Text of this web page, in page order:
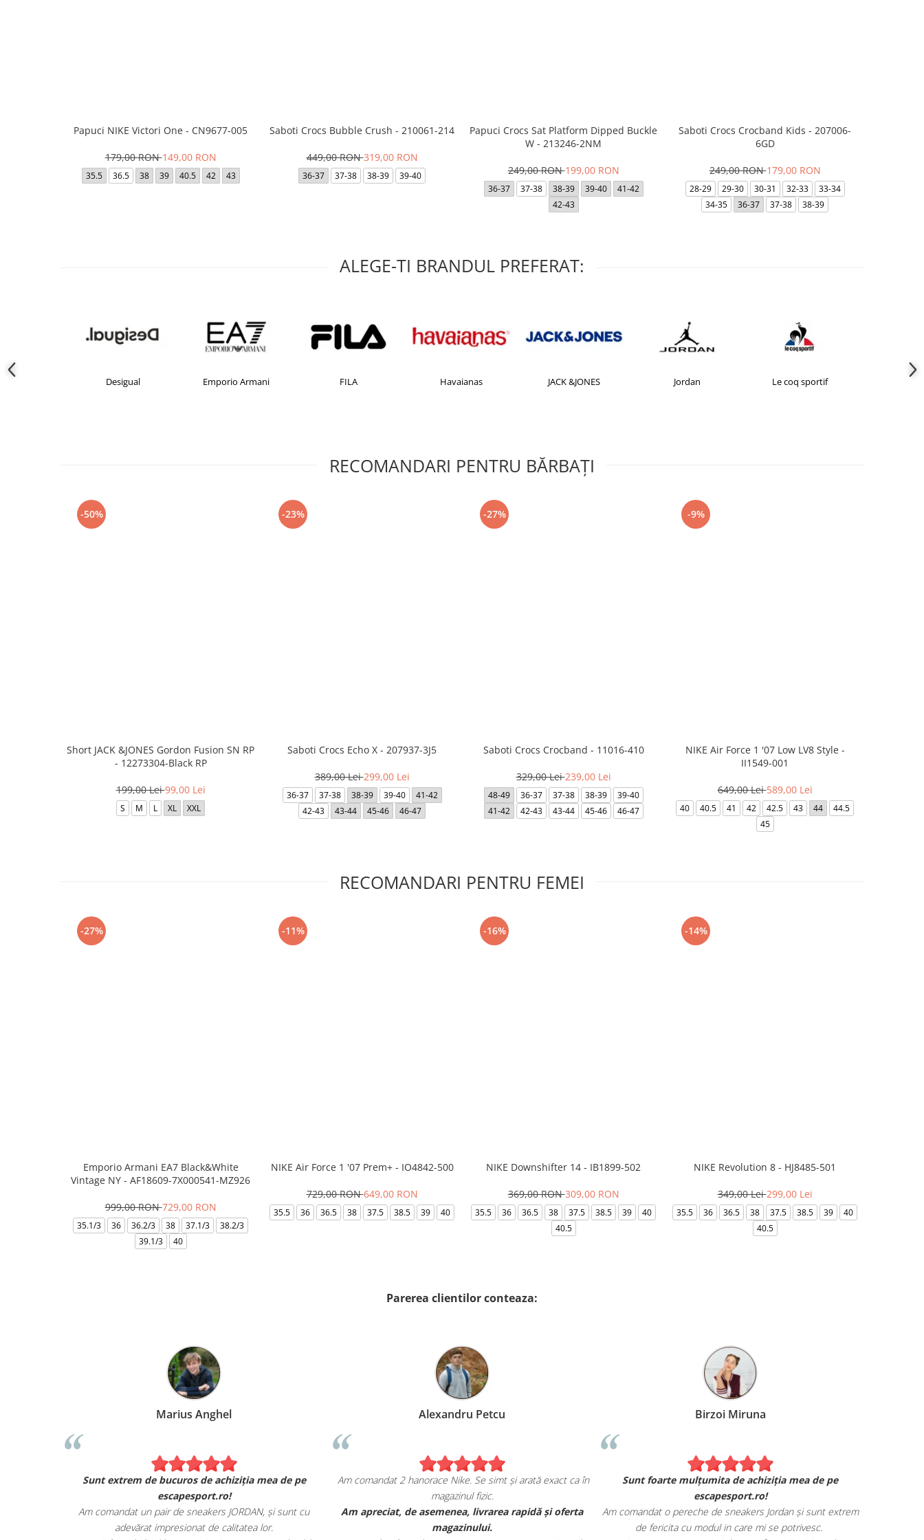
Papuci NIKE Victori One - CN9677-005
179,00 RON149,00 RON
35.5 36.5 38 39 40.5 42 43
Saboti Crocs Bubble Crush - 210061-214
449,00 RON319,00 RON
36-37 37-38 38-39 39-40
Papuci Crocs Sat Platform Dipped Buckle
W - 213246-2NM
249,00 RON199,00 RON
36-37 37-38 38-39 39-40
41-42
42-43
Saboti Crocs Crocband Kids - 207006-
6GD
249,00 RON179,00 RON
28-29 29-30 30-31 32-33
33-34
34-35
36-37 37-38 38-39
ALEGE-TI BRANDUL PREFERAT:
Desigual Emporio Armani FILA Havaianas JACK &JONES Jordan Le coq sportif
RECOMANDARI PENTRU BĂRBAŢI
-50%
Short JACK &JONES Gordon Fusion SN RP
- 12273304-Black RP
199,00 Lei99,00 Lei
S M L XL XXL
-23%
Saboti Crocs Echo X - 207937-3J5
389,00 Lei299,00 Lei
36-37 37-38 38-39 39-40
41-42
42-43
43-44 45-46 46-47
-27%
Saboti Crocs Crocband - 11016-410
329,00 Lei239,00 Lei
48-49 36-37 37-38 38-39
39-40
41-42
42-43 43-44 45-46 46-47
-9%
NIKE Air Force 1 '07 Low LV8 Style -
II1549-001
649,00 Lei589,00 Lei
40 40.5 41 42 42.5 43 44
44.5
45
RECOMANDARI PENTRU FEMEI
-27%
Emporio Armani EA7 Black&White
Vintage NY - AF18609-7X000541-MZ926
999,00 RON729,00 RON
35.1/3 36 36.2/3 38 37.1/3
38.2/3
39.1/3
40
-11%
NIKE Air Force 1 '07 Prem+ - IO4842-500
729,00 RON649,00 RON
35.5 36 36.5 38 37.5 38.5 39 40
-16%
NIKE Downshifter 14 - IB1899-502
369,00 RON309,00 RON
35.5 36 36.5 38 37.5 38.5 39
40
40.5
-14%
NIKE Revolution 8 - HJ8485-501
349,00 Lei299,00 Lei
35.5 36 36.5 38 37.5 38.5 39
40
40.5
Parerea clientilor conteaza:
Marius Anghel
Sunt extrem de bucuros de achiziția mea de pe
escapesport.ro!
Am comandat un pair de sneakers JORDAN, și sunt cu
adevărat impresionat de calitatea lor.
Alexandru Petcu
Am comandat 2 hanorace Nike. Se simt și arată exact ca în
magazinul fizic.
Am apreciat, de asemenea, livrarea rapidă și oferta
magazinului.
Birzoi Miruna
Sunt foarte mulțumita de achiziția mea de pe
escapesport.ro!
Am comandat o pereche de sneakers Jordan și sunt extrem
de fericita cu modul in care mi se potrivesc.